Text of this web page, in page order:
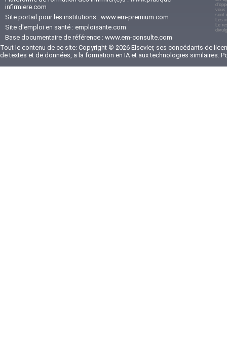
infirmiere.com
Site portail pour les institutions : www.em-premium.com
Site d'emploi en santé : emploisante.com
Base documentaire de référence : www.em-consulte.com
vous
sont
Les
Le
Tout le contenu de ce site: Copyright © 2026 Elsevier, ses concédants de
de textes et de données, a la formation en IA et aux technologies similaires.